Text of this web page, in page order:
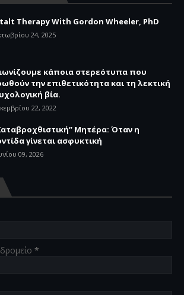
Therapy With Gordon Wheeler, PhD
24, 2025
κάποια στερεότυπα που
την επιθετικότητα και τη λεκτική
βία.
22, 2022
Mητέρα: Όταν η
γίνεται ασφυκτική
09, 2026
*